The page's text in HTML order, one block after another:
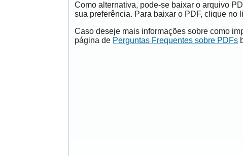
Como alternativa, pode-se baixar o arquivo
sua preferência. Para baixar o PDF, clique no
Caso deseje mais informações sobre como
página de Perguntas Frequentes sobre PDFs